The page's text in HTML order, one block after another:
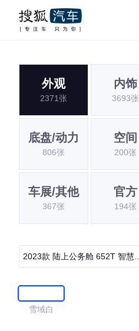
外观
2371张
内饰
3693张
底盘/动力
806张
空间
200张
车展/其他
367张
官方
194张
2023款 陆上公务舱 652T 智慧尊
雪域白